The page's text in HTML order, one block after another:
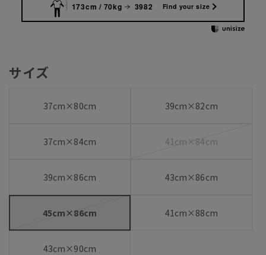
173cm / 70kg 3982 Find your size
サイズ
37cm×80cm 39cm×82cm
37cm×84cm 41cm×84cm
39cm×86cm 43cm×86cm
45cm×86cm 41cm×88cm
43cm×90cm